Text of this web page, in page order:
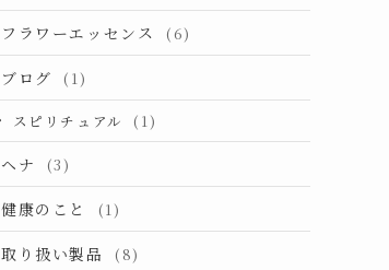
フラワーエッセンス (6)
ブログ (1)
スピリチュアル (1)
ヘナ (3)
健康のこと (1)
取り扱い製品 (8)